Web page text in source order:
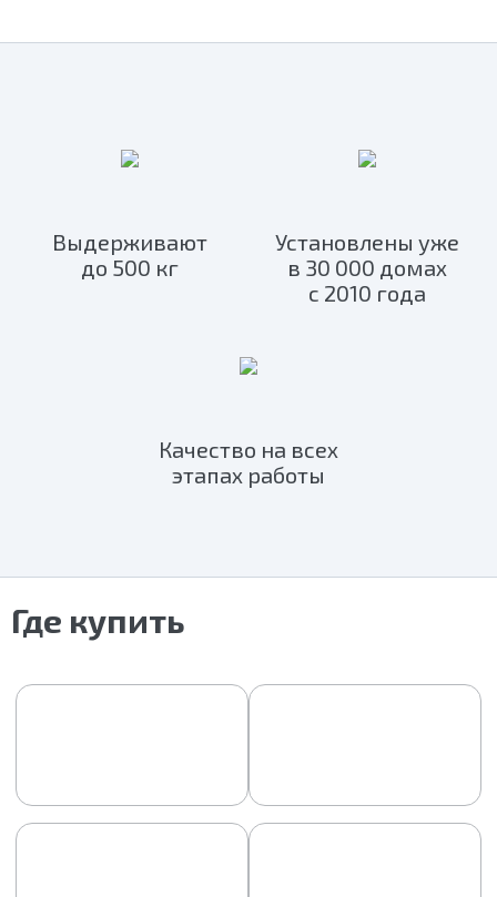
Выдерживают
до 500 кг
Установлены уже
в 30 000 домах
с 2010 года
Качество на всех
этапах работы
Где купить